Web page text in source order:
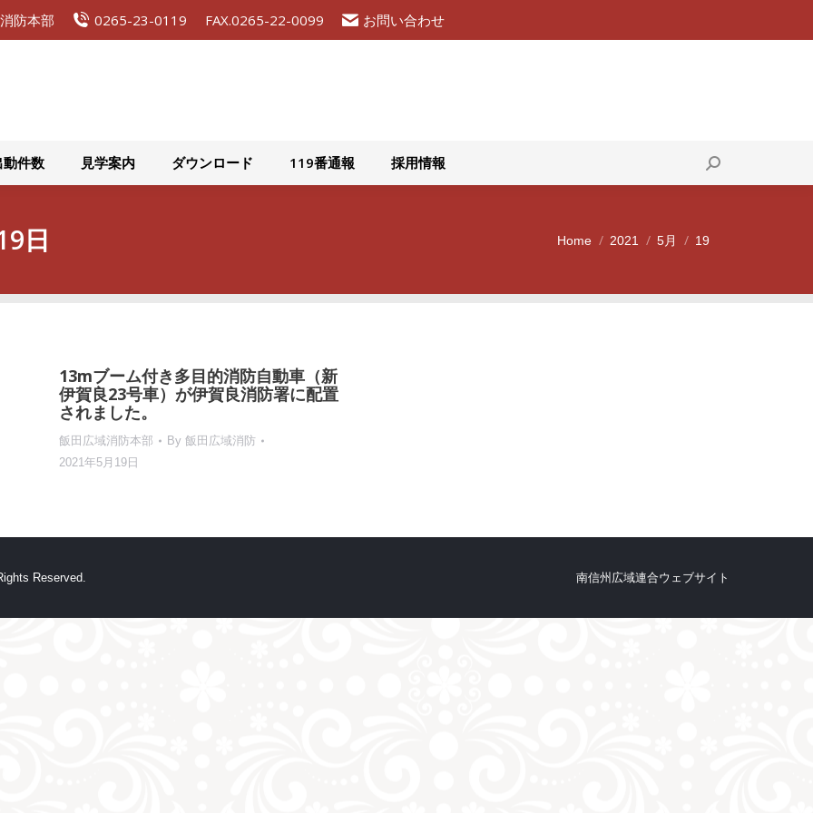
防本部 0265-23-0119 FAX.0265-22-0099 お問い合わせ
件数 見学案内 ダウンロード 119番通報 採用情報 Search:
日 You are here:
Home 2021 5月 19
13mブーム付き多目的消防自動車（新
伊賀良23号車）が伊賀良消防署に配置
されました。
飯田広域消防本部 By 飯田広域消防
2021年5月19日
Reserved. 南信州広域連合ウェブサイト
織概要 災害出動件数 見学案内 ダウンロード 119番通報